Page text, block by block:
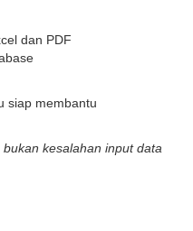
dan PDF
siap membantu
kesalahan input data